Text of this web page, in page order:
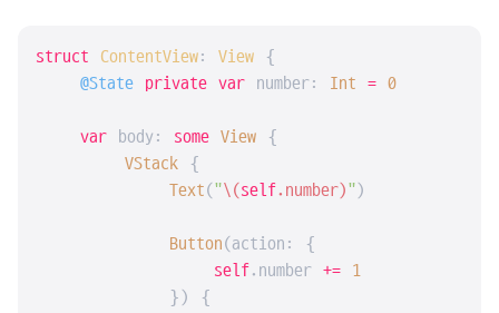
struct ContentView: View
{
@State
private var number: Int = 0
var body: some View {
VStack {
Text("\(self.number)")
Button(action: {
self.number +=
1
            }) {